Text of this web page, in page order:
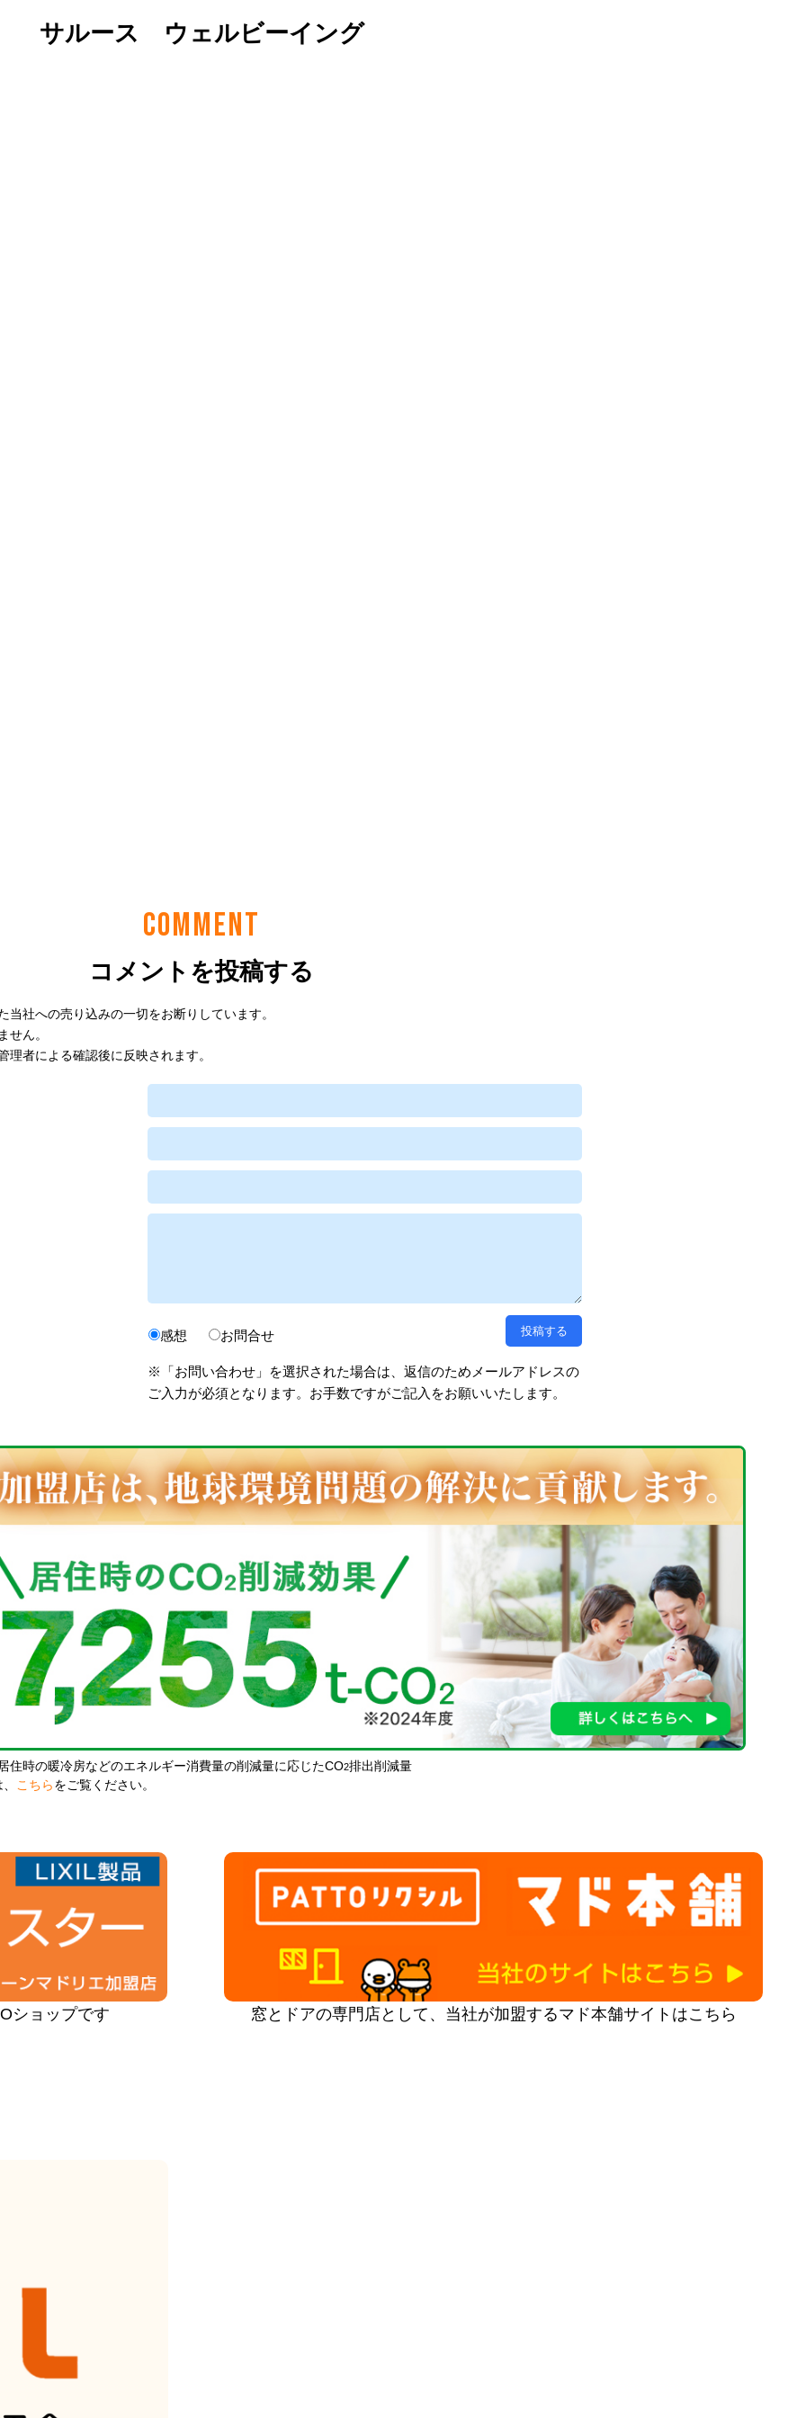
サルース ウェルビーイング
COMMENT
コメントを投稿する
社への売り込みの一切をお断りしています。
せん。
者による確認後に反映されます。
感想 お問合せ
※「お問い合わせ」を選択された場合は、返信のためメールアドレスの
ご入力が必須となります。お手数ですがご記入をお願いいたします。
時の暖冷房などのエネルギー消費量の削減量に応じたCO2排出削減量
こちら をご覧ください。
ショップです 窓とドアの専門店として、当社が加盟するマド本舗サイトはこちら